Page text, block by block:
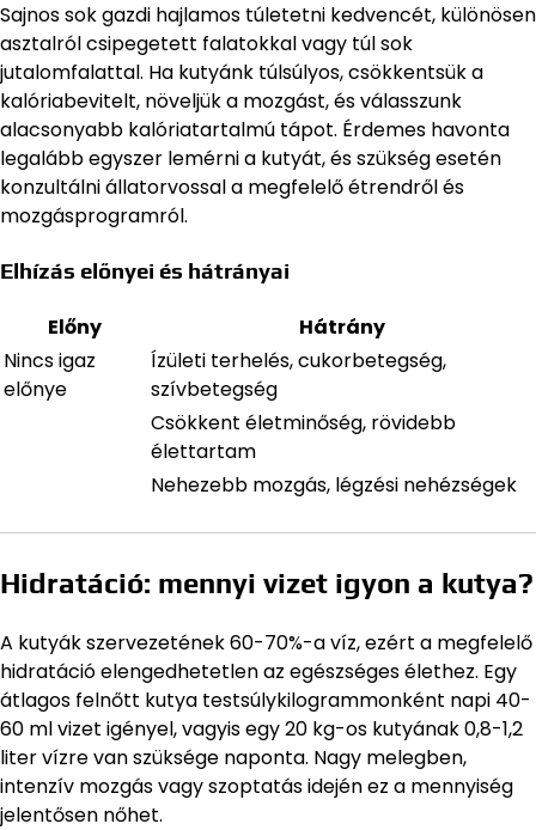
Sajnos sok gazdi hajlamos túletetni kedvencét, különösen
asztalról csipegetett falatokkal vagy túl sok
jutalomfalattal. Ha kutyánk túlsúlyos, csökkentsük a
kalóriabevitelt, növeljük a mozgást, és válasszunk
alacsonyabb kalóriatartalmú tápot. Érdemes havonta
legalább egyszer lemérni a kutyát, és szükség esetén
konzultálni állatorvossal a megfelelő étrendről és
mozgásprogramról.
Elhízás előnyei és hátrányai
Előny
Hátrány
Nincs igaz
előnye
Ízületi terhelés, cukorbetegség,
szívbetegség
Csökkent életminőség, rövidebb
élettartam
Nehezebb mozgás, légzési nehézségek
Hidratáció: mennyi vizet igyon a kutya?
A kutyák szervezetének 60-70%-a víz, ezért a megfelelő
hidratáció elengedhetetlen az egészséges élethez. Egy
átlagos felnőtt kutya testsúlykilogrammonként napi 40-
60 ml vizet igényel, vagyis egy 20 kg-os kutyának 0,8-1,2
liter vízre van szüksége naponta. Nagy melegben,
intenzív mozgás vagy szoptatás idején ez a mennyiség
jelentősen nőhet.